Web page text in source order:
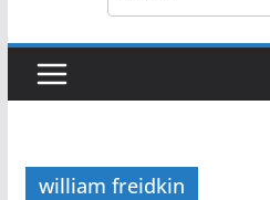
william freidkin